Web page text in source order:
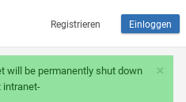
Registrieren Einloggen
×
will be permanently shut down
intranet-